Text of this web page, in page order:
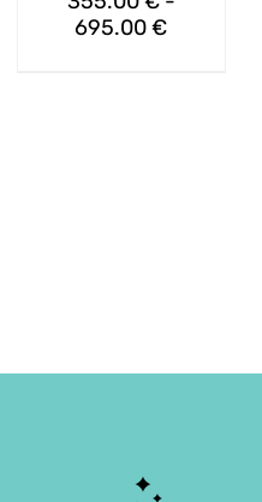
ELEGIR
EN
695.00€Rango